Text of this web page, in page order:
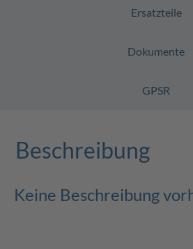
Ersatzteile
Dokumente
GPSR
Beschreibung
Keine Beschreibung